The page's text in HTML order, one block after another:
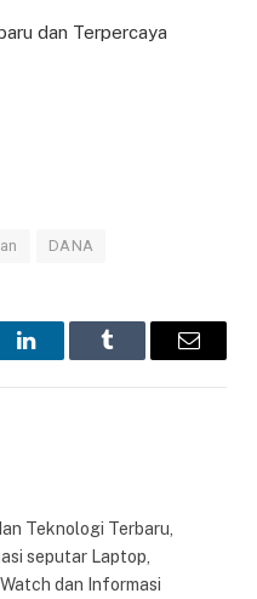
dan Terpercaya
DANA
LinkedInTumblr Email
Teknologi Terbaru,
seputar Laptop,
dan Informasi